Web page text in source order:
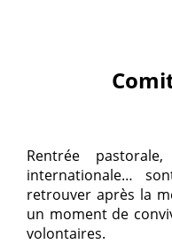
Rentrée
internationale…
retrouver après la
un moment de
volontaires.